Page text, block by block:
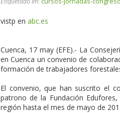
vistp en abc.es
Cuenca, 17 may (EFE).- La
en Cuenca un convenio de
formación de trabajadores
El convenio, que han suscrito el
patrono de la Fundación
región hasta el mes de mayo de